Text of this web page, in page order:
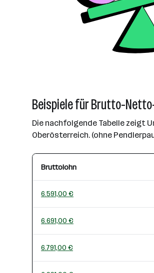
Beispiele für Brutto-
Die nachfolgende Tabelle zeigt
Oberösterreich. (ohne
Bruttolohn
6.591,00 €
6.691,00 €
6.791,00 €